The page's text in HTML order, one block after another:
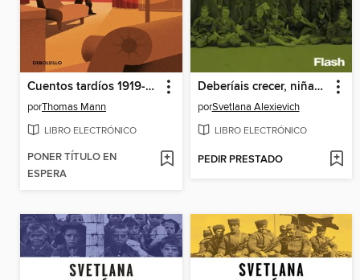
Cuentos tardíos 1919-1953
porThomas Mann
LIBRO ELECTRÓNICO
PONER TÍTULO EN
ESPERA
Deberíais crecer, niñas... estáis muy verdes aún
porSvetlana Alexievich
LIBRO ELECTRÓNICO
PEDIR PRESTADO